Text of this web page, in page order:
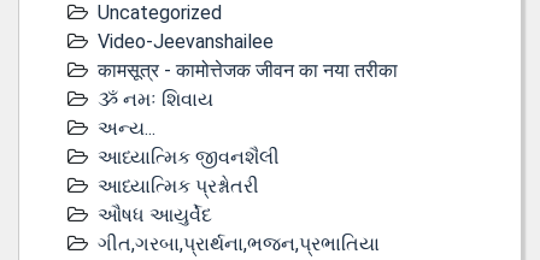
Uncategorized
Video-Jeevanshailee
कामसूत्र - कामोत्तेजक जीवन का नया तरीका
ૐ નમઃ શિવાય
અન્ય...
આધ્યાત્મિક જીવનશૈલી
આધ્યાત્મિક પ્રશ્નોતરી
ઔષધ આયુર્વેદ
ગીત,ગરબા,પ્રાર્થના,ભજન,પ્રભાતિયા